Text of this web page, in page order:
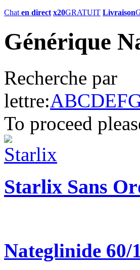
Chat en direct x20GRATUIT Livraison
Générique
Recherche par
lettre:ABCDEF
To proceed
Starlix Sans
Nateglinide 60/